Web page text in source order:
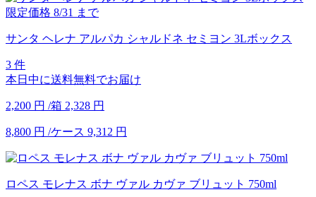
限定価格 8/31 まで
サンタ ヘレナ アルパカ シャルドネ セミヨン 3Lボックス
3 件
本日中に送料無料でお届け
2,200 円 /箱 2,328 円
8,800 円 /ケース 9,312 円
ロペス モレナス ボナ ヴァル カヴァ ブリュット 750ml